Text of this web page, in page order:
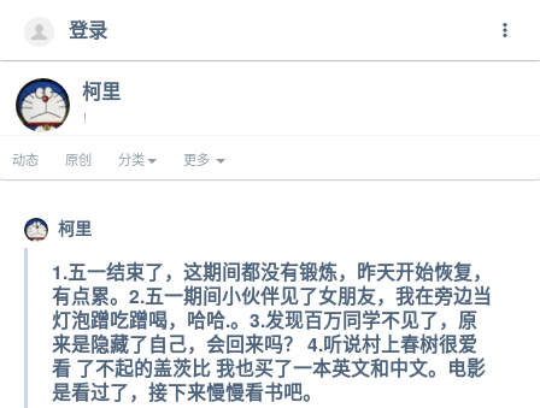
登录
柯里
！
动态 原创 分类 更多
柯里
1.五一结束了，这期间都没有锻炼，昨天开始恢复，
有点累。2.五一期间小伙伴见了女朋友，我在旁边当
灯泡蹭吃蹭喝，哈哈.。3.发现百万同学不见了，原
来是隐藏了自己，会回来吗？ 4.听说村上春树很爱
看 了不起的盖茨比 我也买了一本英文和中文。电影
是看过了，接下来慢慢看书吧。